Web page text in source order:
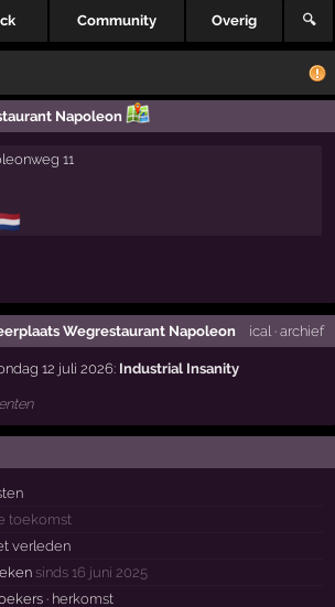
Community Overig 🔍
Napoleon
11
Wegrestaurant Napoleon ical · archief
12 juli 2026: Industrial Insanity
toekomst
verleden
sinds 16 juni 2025
· herkomst